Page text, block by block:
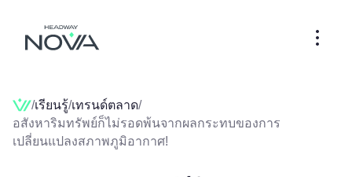
/เรียนรู้/เทรนด์ตลาด/
อสังหาริมทรัพย์ก็ไม่รอดพ้นจากผลกระทบของการ
เปลี่ยนแปลงสภาพภูมิอากาศ!